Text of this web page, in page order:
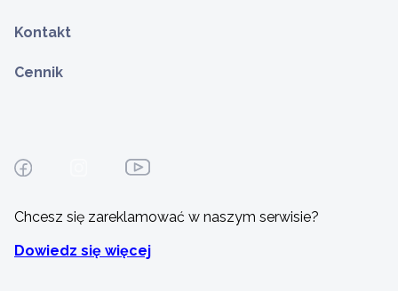
Kontakt
Cennik
Chcesz się zareklamować w naszym serwisie?
Dowiedz się więcej